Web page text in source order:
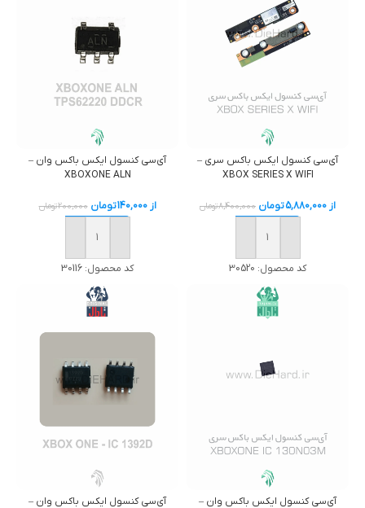
آی‌سی کنسول ایکس باکس سری –
XBOX SERIES X WIFI
از5,880,000تومان 8,400,000تومان
خرید
کد محصول: 30520
آی‌سی کنسول ایکس باکس وان –
XBOXONE ALN
از140,000تومان 200,000تومان
خرید
کد محصول: 30116
آی‌سی کنسول ایکس باکس وان – آی‌سی کنسول ایکس باکس وان –